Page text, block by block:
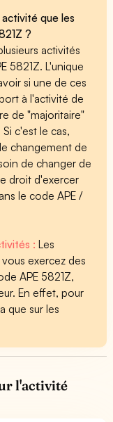
que les
?
activités
5821Z. L'unique
si une de ces
à l'activité de
de "majoritaire"
c'est le cas,
changement de
de changer de
droit d'exercer
le code APE /
:Les
exercez des
APE 5821Z,
En effet, pour
que sur les
l'activité